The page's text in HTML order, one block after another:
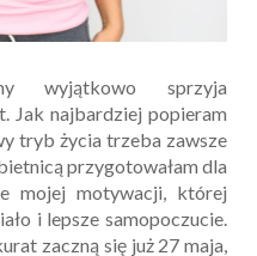
wyjątkowo sprzyja
Jak najbardziej popieram
tryb życia trzeba zawsze
przygotowałam dla
mojej motywacji, której
i lepsze samopoczucie.
zaczną się już 27 maja,